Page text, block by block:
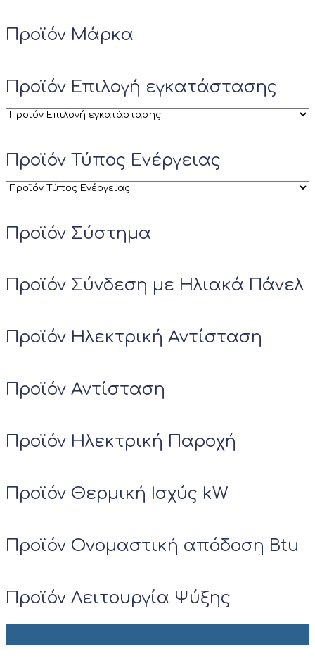
Προϊόν Μάρκα
Προϊόν Επιλογή εγκατάστασης
Προϊόν Τύπος Ενέργειας
Προϊόν Σύστημα
Προϊόν Σύνδεση με Ηλιακά Πάνελ
Προϊόν Ηλεκτρική Αντίσταση
Προϊόν Αντίσταση
Προϊόν Ηλεκτρική Παροχή
Προϊόν Θερμική Ισχύς kW
Προϊόν Ονομαστική απόδοση Btu
Προϊόν Λειτουργία Ψύξης